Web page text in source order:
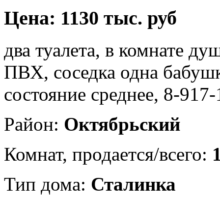
Цена: 1130 тыс. руб
два туалета, в комнате
ПВХ, соседка одна
состояние среднее, 8-
Район: Октябрьский
Комнат, продается/всего:
Тип дома: Сталинка